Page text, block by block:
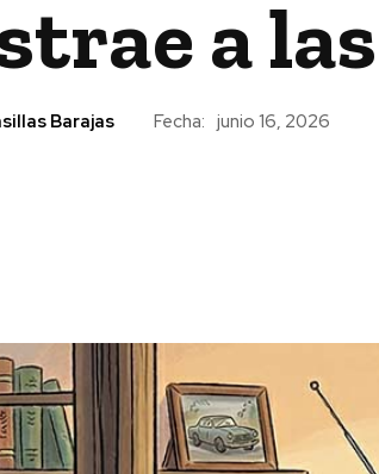
a
Barajas Fecha: junio 16, 2026